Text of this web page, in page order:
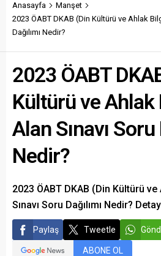
Anasayfa
Manşet
2023 ÖABT DKAB (Din Kültürü ve Ahlak
Dağılımı Nedir?
2023 ÖABT
Kültürü ve Ahlak
Alan Sınavı Soru
Nedir?
2023 ÖABT DKAB (Din Kültürü
Sınavı Soru Dağılımı Nedir?
Paylaş Tweetle
ABONE OL